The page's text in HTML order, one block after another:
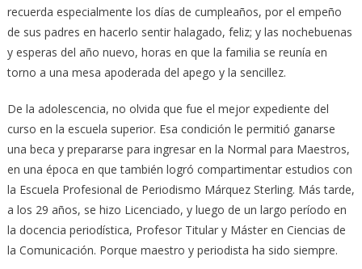
recuerda especialmente los días de cumpleaños, por el empeño
de sus padres en hacerlo sentir halagado, feliz; y las nochebuenas
y esperas del año nuevo, horas en que la familia se reunía en
torno a una mesa apoderada del apego y la sencillez.
De la adolescencia, no olvida que fue el mejor expediente del
curso en la escuela superior. Esa condición le permitió ganarse
una beca y prepararse para ingresar en la Normal para Maestros,
en una época en que también logró compartimentar estudios con
la Escuela Profesional de Periodismo Márquez Sterling. Más tarde,
a los 29 años, se hizo Licenciado, y luego de un largo período en
la docencia periodística, Profesor Titular y Máster en Ciencias de
la Comunicación. Porque maestro y periodista ha sido siempre.